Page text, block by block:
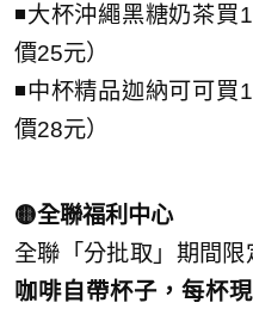
◾大杯沖繩黑糖奶茶
價25元）
◾中杯精品迦納可可
價28元）
🟡全聯福利中心
全聯「分批取」期間限
咖啡自帶杯子，每杯